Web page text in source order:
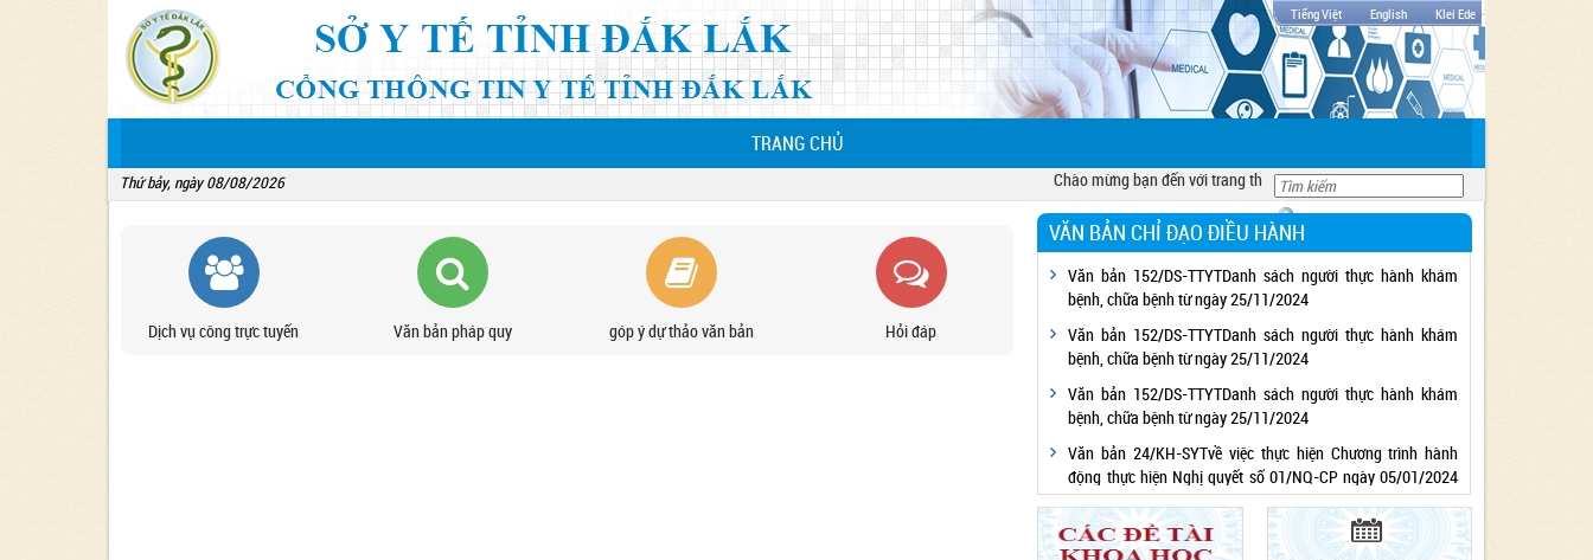
Tiếng Việt English Klei Ede
TRANG CHỦ(CURRENT)
Thứ bảy, ngày 08/08/2026 Chào mừng bạn đến với trang thông tin sở y tế tỉnh Đắk Lăk
Dịch vụ công trực tuyến Văn bản pháp quy góp ý dự thảo văn bản Hỏi đáp
VĂN BẢN CHỈ ĐẠO ĐIỀU HÀNH
Văn bản 152/DS-TTYTDanh sách người thực hành khám
bệnh, chữa bệnh từ ngày 25/11/2024
Văn bản 152/DS-TTYTDanh sách người thực hành khám
bệnh, chữa bệnh từ ngày 25/11/2024
Văn bản 152/DS-TTYTDanh sách người thực hành khám
bệnh, chữa bệnh từ ngày 25/11/2024
Văn bản 24/KH-SYTvề việc thực hiện Chương trình hành
động thực hiện Nghị quyết số 01/NQ-CP ngày 05/01/2024
của Chính phủ về nhiệm vụ, giải pháp chủ yếu thực hiện Kế
hoạch phát triển kinh tế - xã hội và Dự toán ngân sách nhà
nước năm 2024 - Lĩnh vực Y tế